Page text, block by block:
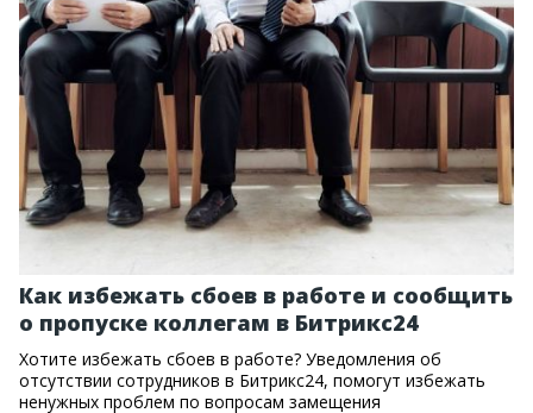
Как избежать сбоев в работе и сообщить
о пропуске коллегам в Битрикс24
Хотите избежать сбоев в работе? Уведомления об
отсутствии сотрудников в Битрикс24, помогут избежать
ненужных проблем по вопросам замещения